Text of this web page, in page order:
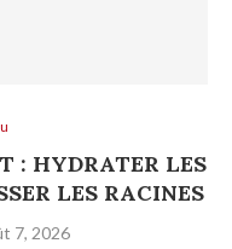
: HYDRATER LES
LES RACINES
7, 2026